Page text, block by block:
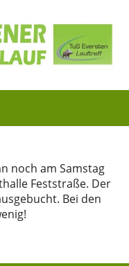
noch am Samstag
Feststraße. Der
Bei den